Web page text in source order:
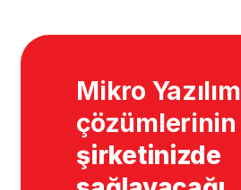
Mikro Yazılım
çözümlerinin
şirketinizde